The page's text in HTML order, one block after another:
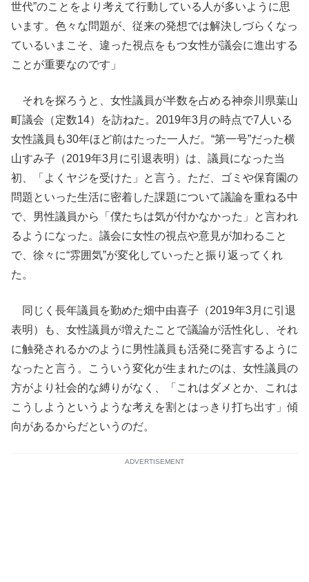
世代”のことをより考えて行動している人が多いように思
います。色々な問題が、従来の発想では解決しづらくなっ
ているいまこそ、違った視点をもつ女性が議会に進出する
ことが重要なのです」
それを探ろうと、女性議員が半数を占める神奈川県葉山
町議会（定数14）を訪ねた。2019年3月の時点で7人いる
女性議員も30年ほど前はたった一人だ。“第一号”だった横
山すみ子（2019年3月に引退表明）は、議員になった当
初、「よくヤジを受けた」と言う。ただ、ゴミや保育園の
問題といった生活に密着した課題について議論を重ねる中
で、男性議員から「僕たちは気が付かなかった」と言われ
るようになった。議会に女性の視点や意見が加わること
で、徐々に“雰囲気”が変化していったと振り返ってくれ
た。
同じく長年議員を勤めた畑中由喜子（2019年3月に引退
表明）も、女性議員が増えたことで議論が活性化し、それ
に触発されるかのように男性議員も活発に発言するように
なったと言う。こういう変化が生まれたのは、女性議員の
方がより社会的な縛りがなく、「これはダメとか、これは
こうしようというような考えを割とはっきり打ち出す」傾
向があるからだというのだ。
ADVERTISEMENT